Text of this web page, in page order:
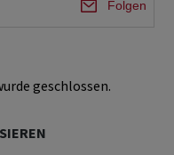
Folgen
geschlossen.